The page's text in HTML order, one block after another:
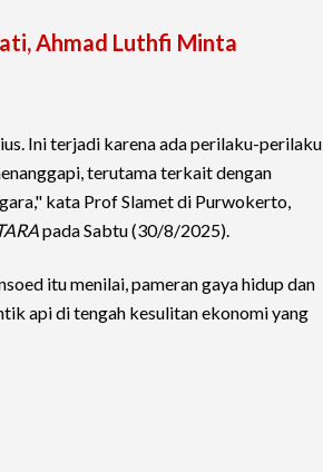
Ahmad Luthfi Minta
Ini terjadi karena ada perilaku-perilaku
terutama terkait dengan
kata Prof Slamet di Purwokerto,
pada Sabtu (30/8/2025).
itu menilai, pameran gaya hidup dan
api di tengah kesulitan ekonomi yang